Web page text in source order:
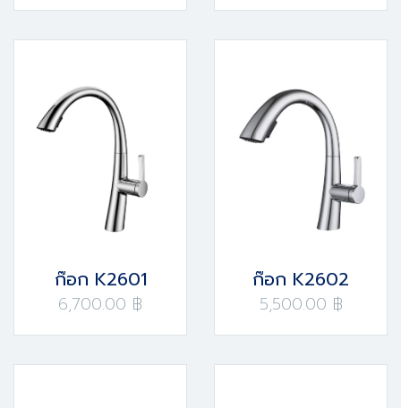
ก๊อก K2601
6,700.00 ฿
ก๊อก K2602
5,500.00 ฿